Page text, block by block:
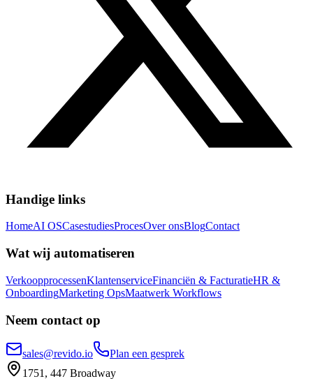
Handige links
HomeAI OSCasestudiesProcesOver onsBlogContact
Wat wij automatiseren
VerkoopprocessenKlantenserviceFinanciën & FacturatieHR &
OnboardingMarketing OpsMaatwerk Workflows
Neem contact op
sales@revido.io
Plan een gesprek
1751, 447 Broadway